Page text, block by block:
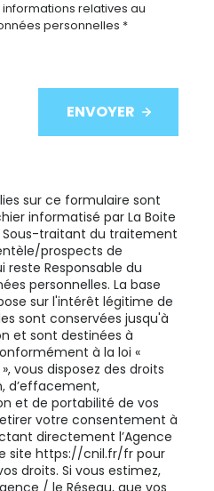
relatives au
personnelles *
ENVOYER
sur ce formulaire sont
informatisé par La Boite
traitant du traitement
prospects de
reste Responsable du
personnelles. La base
sur l'intérêt légitime de
sont conservées jusqu'à
et sont destinées à
à la loi «
vous disposez des droits
d’effacement,
et de portabilité de vos
votre consentement à
directement l’Agence
site https://cnil.fr/fr pour
droits. Si vous estimez,
/ le Réseau, que vos